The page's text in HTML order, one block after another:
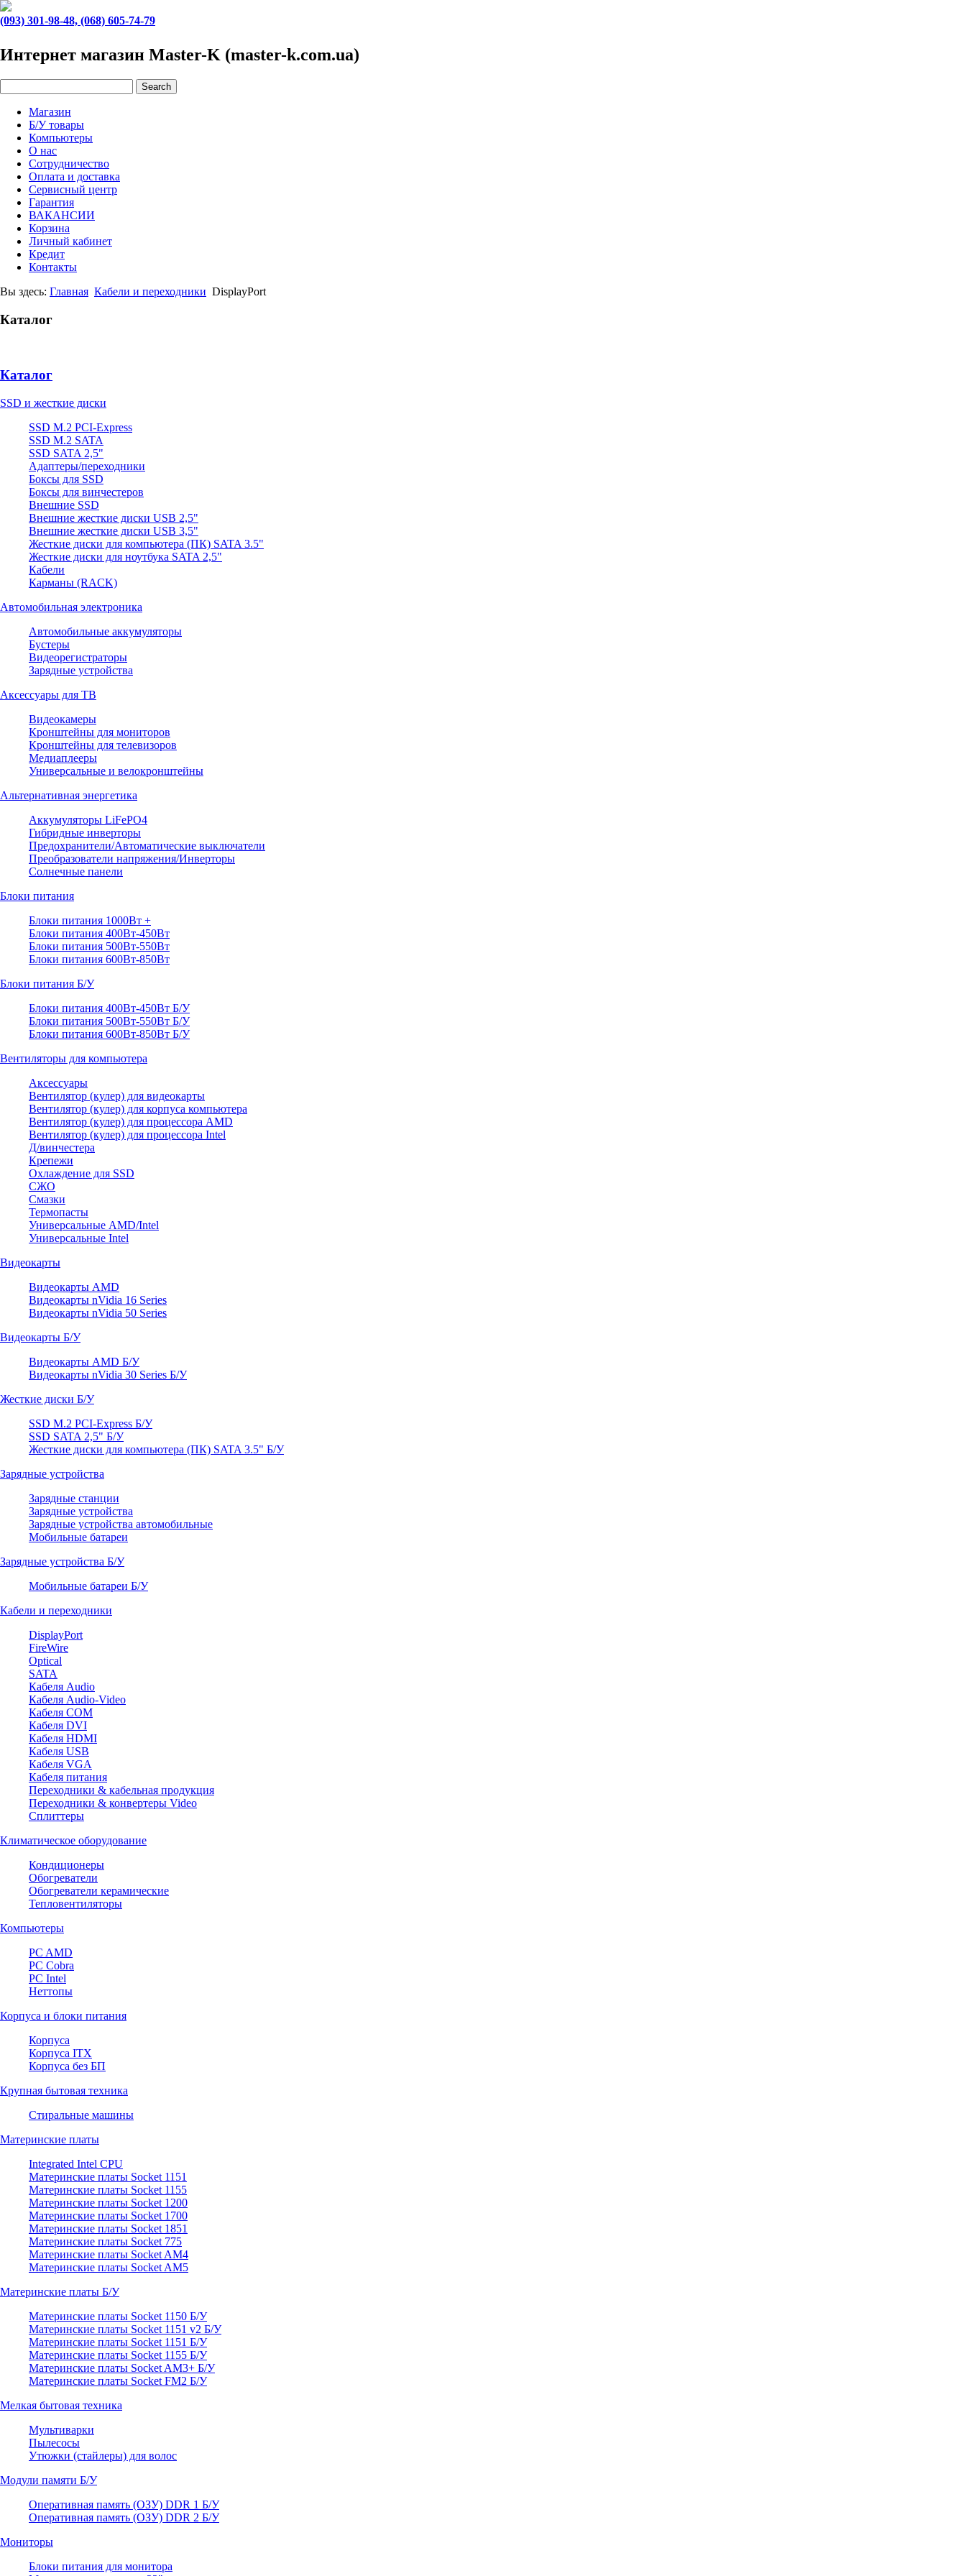
(093) 301-98-48, (068) 605-74-79
Интернет магазин Master-K (master-k.com.ua)
Магазин
Б/У товары
Компьютеры
О нас
Сотрудничество
Оплата и доставка
Сервисный центр
Гарантия
ВАКАНСИИ
Корзина
Личный кабинет
Кредит
Контакты
Вы здесь: Главная Кабели и переходники DisplayPort
Каталог
Каталог
SSD и жесткие диски
SSD M.2 PCI-Express
SSD M.2 SATA
SSD SATA 2,5"
Адаптеры/переходники
Боксы для SSD
Боксы для винчестеров
Внешние SSD
Внешние жесткие диски USB 2,5"
Внешние жесткие диски USB 3,5"
Жесткие диски для компьютера (ПК) SATA 3.5"
Жесткие диски для ноутбука SATA 2,5"
Кабели
Карманы (RACK)
Автомобильная электроника
Автомобильные аккумуляторы
Бустеры
Видеорегистраторы
Зарядные устройства
Аксессуары для ТВ
Видеокамеры
Кронштейны для мониторов
Кронштейны для телевизоров
Медиаплееры
Универсальные и велокронштейны
Альтернативная энергетика
Аккумуляторы LiFePO4
Гибридные инверторы
Предохранители/Автоматические выключатели
Преобразователи напряжения/Инверторы
Солнечные панели
Блоки питания
Блоки питания 1000Вт +
Блоки питания 400Вт-450Вт
Блоки питания 500Вт-550Вт
Блоки питания 600Вт-850Вт
Блоки питания Б/У
Блоки питания 400Вт-450Вт Б/У
Блоки питания 500Вт-550Вт Б/У
Блоки питания 600Вт-850Вт Б/У
Вентиляторы для компьютера
Аксессуары
Вентилятор (кулер) для видеокарты
Вентилятор (кулер) для корпуса компьютера
Вентилятор (кулер) для процессора AMD
Вентилятор (кулер) для процессора Intel
Д/винчестера
Крепежи
Охлаждение для SSD
СЖО
Смазки
Термопасты
Универсальные AMD/Intel
Универсальные Intel
Видеокарты
Видеокарты AMD
Видеокарты nVidia 16 Series
Видеокарты nVidia 50 Series
Видеокарты Б/У
Видеокарты AMD Б/У
Видеокарты nVidia 30 Series Б/У
Жесткие диски Б/У
SSD M.2 PCI-Express Б/У
SSD SATA 2,5" Б/У
Жесткие диски для компьютера (ПК) SATA 3.5" Б/У
Зарядные устройства
Зарядные станции
Зарядные устройства
Зарядные устройства автомобильные
Мобильные батареи
Зарядные устройства Б/У
Мобильные батареи Б/У
Кабели и переходники
DisplayPort
FireWire
Optical
SATA
Кабеля Audio
Кабеля Audio-Video
Кабеля COM
Кабеля DVI
Кабеля HDMI
Кабеля USB
Кабеля VGA
Кабеля питания
Переходники & кабельная продукция
Переходники & конвертеры Video
Сплиттеры
Климатическое оборудование
Кондиционеры
Обогреватели
Обогреватели керамические
Тепловентиляторы
Компьютеры
PC AMD
PC Cobra
PC Intel
Неттопы
Корпуса и блоки питания
Корпуса
Корпуса ITX
Корпуса без БП
Крупная бытовая техника
Стиральные машины
Материнские платы
Integrated Intel CPU
Материнские платы Socket 1151
Материнские платы Socket 1155
Материнские платы Socket 1200
Материнские платы Socket 1700
Материнские платы Socket 1851
Материнские платы Socket 775
Материнские платы Socket AM4
Материнские платы Socket AM5
Материнские платы Б/У
Материнские платы Socket 1150 Б/У
Материнские платы Socket 1151 v2 Б/У
Материнские платы Socket 1151 Б/У
Материнские платы Socket 1155 Б/У
Материнские платы Socket AM3+ Б/У
Материнские платы Socket FM2 Б/У
Мелкая бытовая техника
Мультиварки
Пылесосы
Утюжки (стайлеры) для волос
Модули памяти Б/У
Оперативная память (ОЗУ) DDR 1 Б/У
Оперативная память (ОЗУ) DDR 2 Б/У
Мониторы
Блоки питания для монитора